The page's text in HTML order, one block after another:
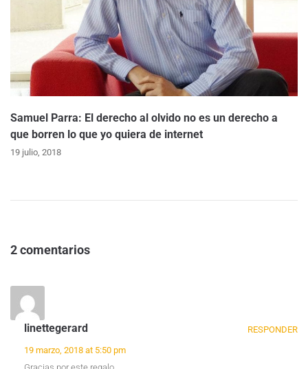
Samuel Parra: El derecho al olvido no es un derecho a
que borren lo que yo quiera de internet
19 julio, 2018
2 comentarios
linettegerard
19 marzo, 2018 at 5:50 pm
RESPONDER